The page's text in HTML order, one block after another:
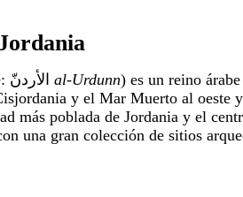
al-Urdunn) es un reino
y el Mar Muerto al oeste
más poblada de Jordania y el
una gran colección de sitios